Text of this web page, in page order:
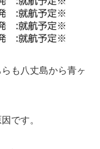
も八丈島から青ヶ
です。